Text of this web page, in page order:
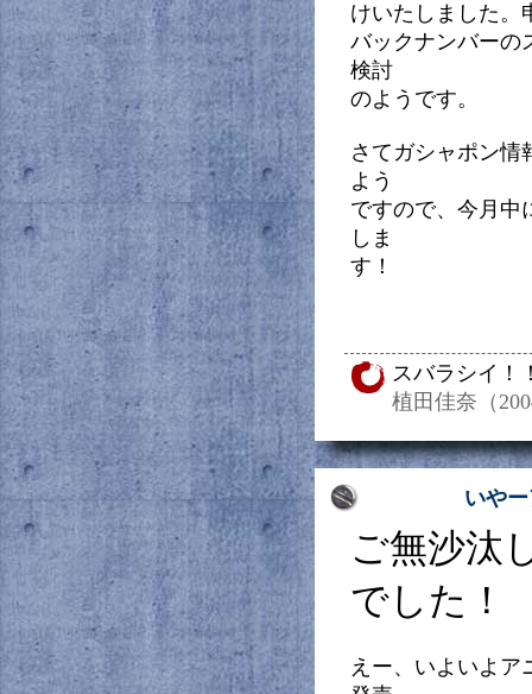
けいたしました。
バックナンバーの
検討
のようです。
さてガシャポン情
よう
ですので、今月中
しま
す！
スバラシイ！
植田佳奈（
いや
ご無沙汰
でした！
えー、いよいよア